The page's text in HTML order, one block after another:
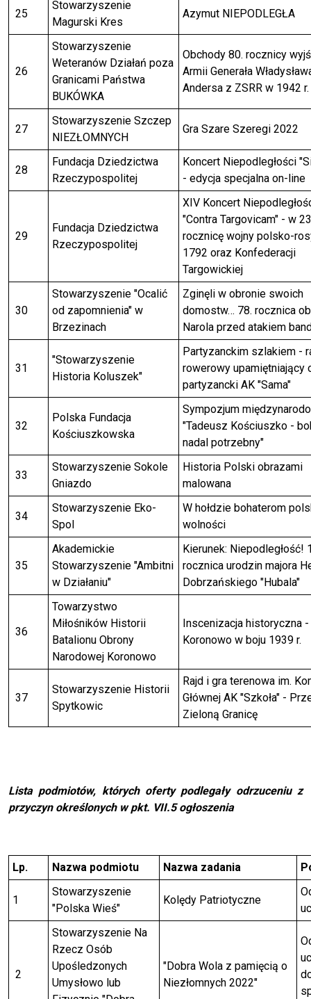
25
Stowarzyszenie
Magurski Kres
Azymut NIEPODLEGŁA
26
Stowarzyszenie
Weteranów Działań poza
Granicami Państwa
BUKÓWKA
Obchody 80. rocznicy
Armii Generała
Andersa z ZSRR w 1942 r.
27
Stowarzyszenie Szczep
NIEZŁOMNYCH
Gra Szare Szeregi 2022
28
Fundacja Dziedzictwa
Rzeczypospolitej
Koncert Niepodległości
- edycja specjalna on-line
29
Fundacja Dziedzictwa
Rzeczypospolitej
XIV Koncert
"Contra Targovicam" - w
rocznicę wojny polsko-
1792 oraz Konfederacji
Targowickiej
30
Stowarzyszenie "Ocalić
od zapomnienia" w
Brzezinach
Zginęli w obronie swoich
domostw… 78. rocznica
Narola przed atakiem
31
"Stowarzyszenie
Historia Koluszek"
Partyzanckim szlakiem -
rowerowy upamiętniający
partyzancki AK "Sama"
32
Polska Fundacja
Kościuszkowska
Sympozjum
"Tadeusz Kościuszko -
nadal potrzebny"
33
Stowarzyszenie Sokole
Gniazdo
Historia Polski obrazami
malowana
34
Stowarzyszenie Eko-
Spol
W hołdzie bohaterom
wolności
35
Akademickie
Stowarzyszenie "Ambitni
w Działaniu"
Kierunek: Niepodległość!
rocznica urodzin majora
Dobrzańskiego "Hubala"
36
Towarzystwo
Miłośników Historii
Batalionu Obrony
Narodowej Koronowo
Inscenizacja historyczna -
Koronowo w boju 1939 r.
37
Stowarzyszenie Historii
Spytkowic
Rajd i gra terenowa im.
Głównej AK "Szkoła" -
Zieloną Granicę
Lista podmiotów, których oferty podlegały odrzuceniu z
przyczyn określonych w pkt. VII.5 ogłoszenia
Lp. Nazwa podmiotu Nazwa zadania
1
Stowarzyszenie
"Polska Wieś"
Kolędy Patriotyczne
2
Stowarzyszenie Na
Rzecz Osób
Upośledzonych
Umysłowo lub
"Dobra Wola z pamięcią o
Niezłomnych 2022"